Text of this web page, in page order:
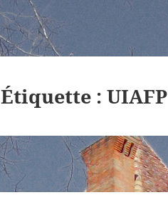
Étiquette :UIAFP